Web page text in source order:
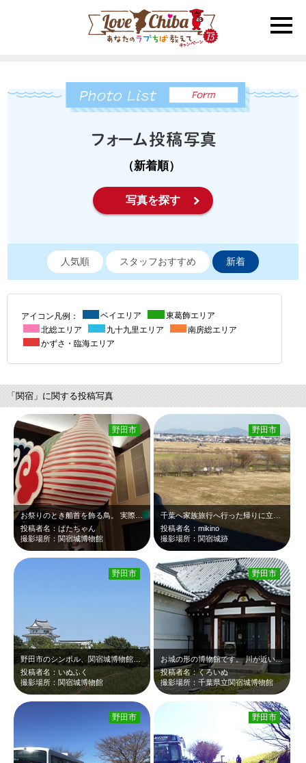
toggle
（新着順）
写真を探す
人気順 スタッフおすすめ 新着
アイコン凡例： ベイエリア
東葛飾エリア
北総エリア
九十九里エリア
南房総エリア
かずさ・臨海エリア
「関宿」に関する投稿写真
お祭りのとき船首を飾る鳥。 実際のお祭りで水に浮かぶところを見たいです。
投稿者名：ぱたちゃん
撮影場所：関宿城博物館
野田市
投稿者名：mikino
撮影場所：関宿城跡
野田市
野田市のシンボル、関宿城博物館。 関東平野を見渡せる絶景ポイントです。 千…
投稿者名：いぬふく
撮影場所：関宿城博物館
野田市
お城の形の博物館です。 川が近いので、スポーツ自転車の方々も よくいらっし…
投稿者名：くろいぬ
撮影場所：千葉県立関宿城博物館
野田市
野田市 野田市